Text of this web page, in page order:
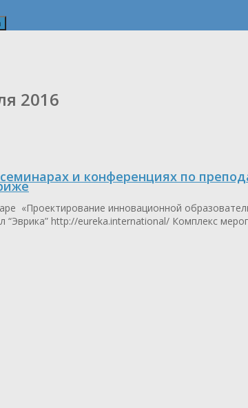
2016
и конференциях по
«Проектирование инновационной
http://eureka.international/ Комплекс